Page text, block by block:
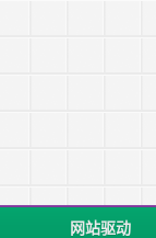
网站驱动